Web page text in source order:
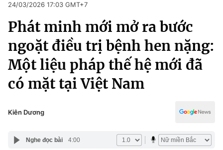
Chuyên mục
Chính trị
Xã hội
Pháp luật
Kinh tế
Thể thao
Truyền hình
Văn hóa - Giải trí
Đời sống
Giáo dục
24/03/2026 17:03 GMT+7
Phát minh mới mở ra bước
ngoặt điều trị bệnh hen nặng:
Một liệu pháp thế hệ mới đã
có mặt tại Việt Nam
Kiên Dương
Nghe đọc bài 4:00